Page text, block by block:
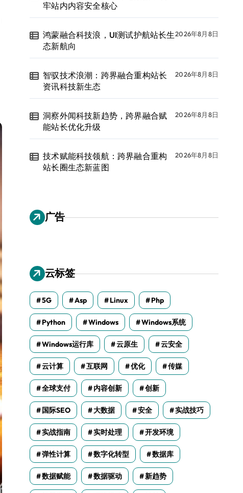
牢站内内容安全核心
鸿蒙融合科技浪，UI测试护航站长生
态新航向
2026年8月8日
智驭技术浪潮：跨界融合重构站长
资讯科技新生态
2026年8月8日
洞察外闻科技新趋势，跨界融合赋
能站长优化升级
2026年8月8日
技术赋能科技领航：跨界融合重构
站长圈生态新蓝图
2026年8月8日
广告
云标签
5G Asp Linux Php
Python Windows Windows系统
Windows运行库 云原生 云安全
云计算 互联网 优化 传媒
全球支付 内容创新 创新
国际SEO 大数据 安全 实战技巧
实战指南 实时处理 开发环境
弹性计算 数字化转型 数据库
数据赋能 数据驱动 新趋势